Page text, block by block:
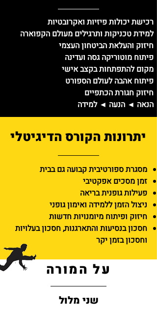
רכישת יכולות פיזיות ואקרובטיות
למידת טכניקות ותרגילים מעולם הקפוארה
חיזוק והעלאת הביטחון העצמי
פיתוח מוטוריקה גסה ועדינה
מקום להתפתחות בקצב אישי
פיתוח אהבה לעולם הספורט
חיזוק חגורת הכתפיים
הנאה ◄ הנעה ◄ למידה
יתרונות הקורס הדיגיטלי
מסגרת ספורטיבית קבועה גם בבית
זמן מסכים אפקטיבי
פעילות גופנית בריאה
ניצול הזמן ללמידה ואימון גופני
חיזוק ופיתוח מיומנויות חדשות
חסכון בנסיעות והתארגנות,חסכון בעלויות
וחסכון בזמן יקר
על המורה
שני מלול